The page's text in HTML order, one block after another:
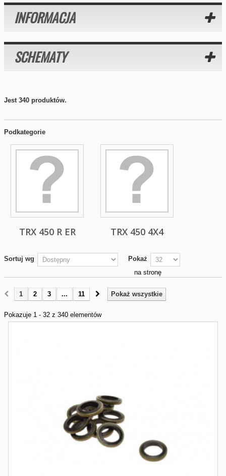
INFORMACJA
SCHEMATY
Jest 340 produktów.
Podkategorie
TRX 450 R ER TRX 450 4X4
Sortuj wg
Pokaż
na stronę
Pokaż wszystkie
1 2 3 ... 11
Pokazuje 1 - 32 z 340 elementów